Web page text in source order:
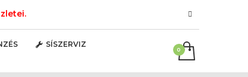
SÍSZERVIZ